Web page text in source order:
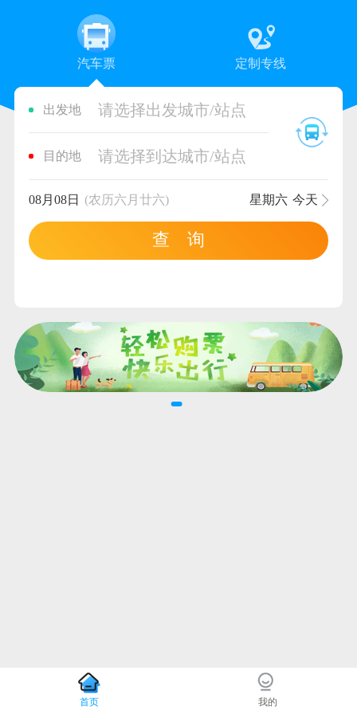
汽车票 定制专线
出发地 请选择出发城市/站点
目的地 请选择到达城市/站点
08月08日 (农历六月廿六) 星期六 今天
查 询
首页 我的